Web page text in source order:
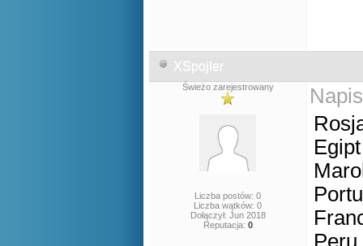
XSpojler
Świeżo zarejestrowany
Liczba postów: 0
Liczba wątków: 0
Dołączył: Jun 2018
Reputacja: 0